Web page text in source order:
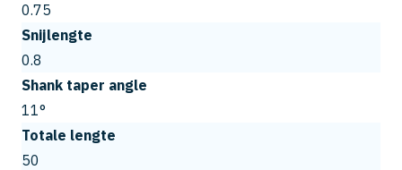
0.75
Snijlengte
0.8
Shank taper angle
11°
Totale lengte
50